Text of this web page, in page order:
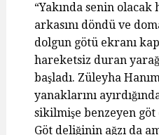
“Yakında senin
arkasını döndü ve
dolgun götü ekranı
hareketsiz duran
başladı. Züleyha
yanaklarını
sikilmişe benzeyen göt
Göt deliğinin ağzı da